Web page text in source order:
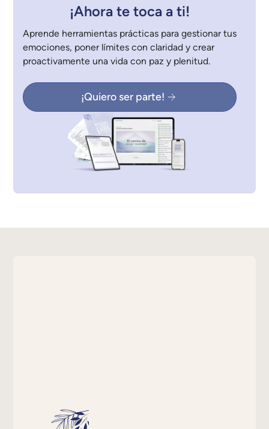
¡Ahora te toca a ti!
Aprende herramientas prácticas para gestionar tus
emociones, poner límites con claridad y crear
proactivamente una vida con paz y plenitud.
¡Quiero ser parte!